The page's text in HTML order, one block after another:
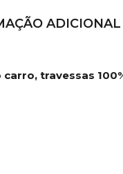
ADICIONAL
travessas